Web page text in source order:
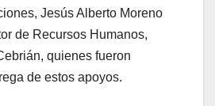
Jesús Alberto Moreno
de Recursos Humanos,
quienes fueron
de estos apoyos.